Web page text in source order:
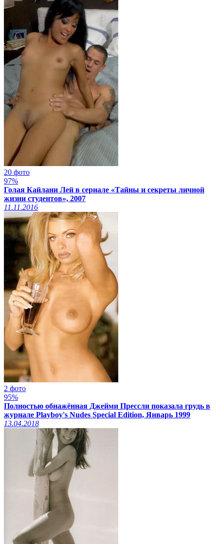
20 фото
97%
Голая Кайлани Лей в сериале «Тайны и секреты личной
жизни студентов», 2007
11.11.2016
2 фото
95%
Полностью обнажённая Джейми Прессли показала грудь в
журнале Playboy's Nudes Special Edition, Январь 1999
13.04.2018